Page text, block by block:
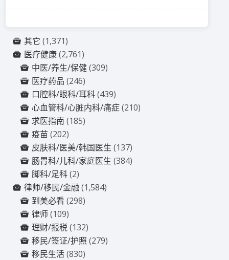
其它 (1,371)
医疗健康(2,761)
中医/养生/保健(309)
医疗药品 (246)
口腔科/眼科/耳科(439)
心血管科/心脏内科/痛症(210)
求医指南 (185)
疫苗 (202)
皮肤科/医美/韩国医生 (137)
肠胃科/儿科/家庭医生 (384)
脚科/足科(2)
律师/移民/金融 (1,584)
到美必看 (298)
律师(109)
理财/报税(132)
移民/签证/护照 (279)
移民生活(830)